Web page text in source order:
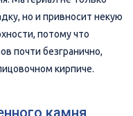
но и привносит некую
потому что
почти безгранично,
кирпиче.
камня